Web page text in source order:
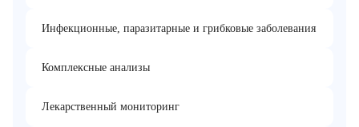
Инфекционные, паразитарные и грибковые заболевания
Комплексные анализы
Лекарственный мониторинг